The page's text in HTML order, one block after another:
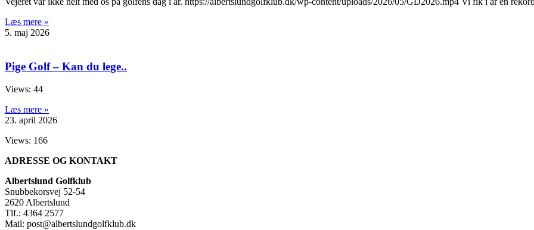
Læs mere »
5. maj 2026
Pige Golf – Kan du lege..
Views: 44
Læs mere »
23. april 2026
Views: 166
ADRESSE OG KONTAKT
Albertslund Golfklub
Snubbekorsvej 52-54
2620 Albertslund
Tlf.: 4364 2577
Mail: post@albertslundgolfklub.dk